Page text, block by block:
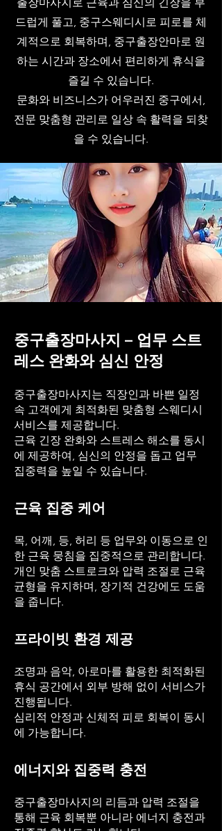
드럽게 풀고, 중구스웨디시로 피로를 체
계적으로 회복하며, 중구출장안마로 원
하는 시간과 장소에서 편리하게 휴식을
즐길 수 있습니다.
문화와 비즈니스가 어우러진 중구에서,
전문 맞춤형 관리로 일상 속 활력을 되찾
을 수 있습니다.
중구출장마사지 – 업무 스트
레스 완화와 심신 안정
중구출장마사지는 직장인과 바쁜 일정
속 고객에게 최적화된 맞춤형 스웨디시
서비스를 제공합니다.
근육 긴장 완화와 스트레스 해소를 동시
에 제공하여, 심신의 안정을 돕고 업무
집중력을 높일 수 있습니다.
근육 집중 케어
목, 어깨, 등, 허리 등 업무와 이동으로 인
한 근육 뭉침을 집중적으로 관리합니다.
개인 맞춤 스트로크와 압력 조절로 근육
균형을 유지하며, 장기적 건강에도 도움
을 줍니다.
프라이빗 환경 제공
조명과 음악, 아로마를 활용한 최적화된
휴식 공간에서 외부 방해 없이 서비스가
진행됩니다.
심리적 안정과 신체적 피로 회복이 동시
에 가능합니다.
에너지와 집중력 충전
중구출장마사지의 리듬과 압력 조절을
통해 근육 회복뿐 아니라 에너지 충전과